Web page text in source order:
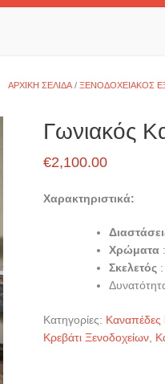
ΑΡΧΙΚΉ ΣΕΛΊΔΑ / ΞΕΝΟΔΟΧΕΙΑΚΌΣ
Γωνιακός
€2,100.00
Χαρακτηριστικά:
Χρώματα
Σκελετός
Κατηγορίες: Καναπέδες
Κρεβάτι Ξενοδοχείων